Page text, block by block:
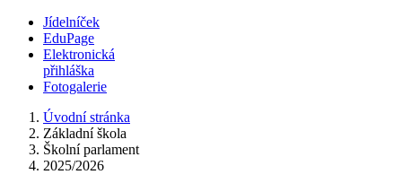
Jídelníček
EduPage
Elektronická
přihláška
Fotogalerie
Úvodní stránka
Základní škola
Školní parlament
2025/2026